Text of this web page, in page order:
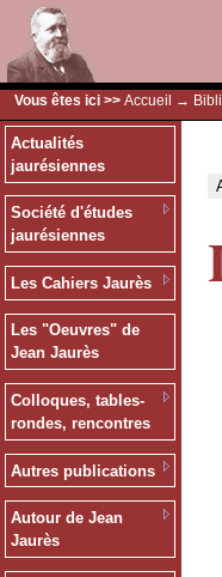
Vous êtes ici >> Accueil →
Actualités
jaurésiennes
Société d'études
jaurésiennes
Les Cahiers Jaurès
Les "Oeuvres" de
Jean Jaurès
Colloques, tables-
rondes, rencontres
Autres publications
Autour de Jean
Jaurès